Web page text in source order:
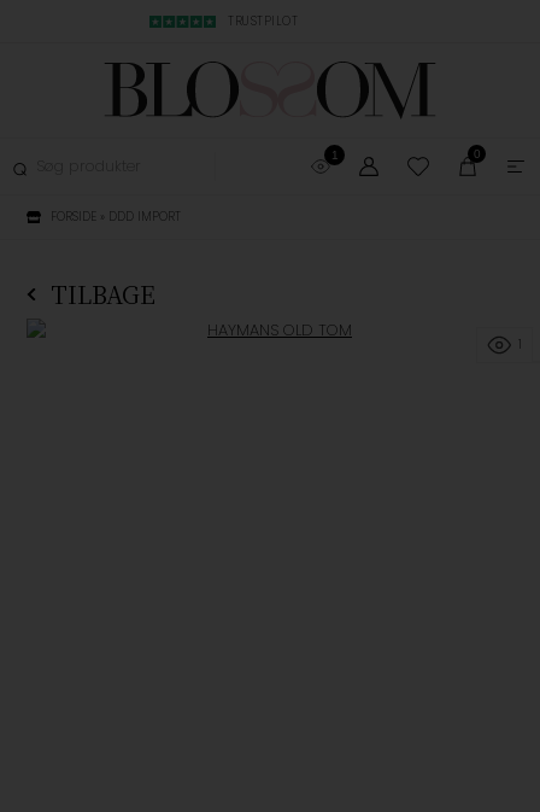
TRUSTPILOT
1 0
FORSIDE » DDD IMPORT
TILBAGE
1